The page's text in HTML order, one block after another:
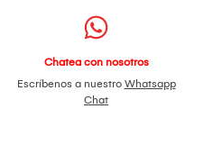
Chatea con nosotros
Escríbenos a nuestro Whatsapp
Chat